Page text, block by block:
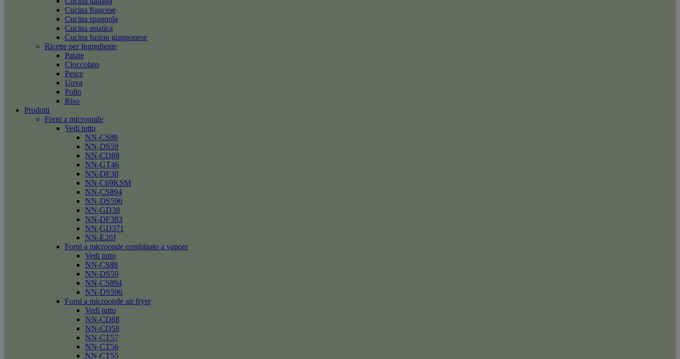
Cucina francese
Cucina spagnola
Cucina asiatica
Cucina fusion giapponese
Ricette per Ingrediente
Patate
Cioccolato
Pesce
Uova
Pollo
Riso
Prodotti
Forni a microonde
Vedi tutto
NN-CS88
NN-DS59
NN-CD88
NN-GT46
NN-DF38
NN-C69KSM
NN-CS894
NN-DS596
NN-GD38
NN-DF383
NN-GD371
NN-E20J
Forni a microonde combinato a vapore
Vedi tutto
NN-CS88
NN-DS59
NN-CS894
NN-DS596
Forni a microonde air fryer
Vedi tutto
NN-CD88
NN-CD58
NN-CT57
NN-CT56
NN-CT55